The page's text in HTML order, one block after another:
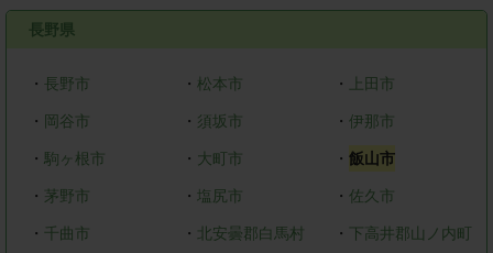
長野県
・ 長野市 ・ 松本市 ・ 上田市
・ 岡谷市 ・ 須坂市 ・ 伊那市
・ 駒ヶ根市 ・ 大町市 ・飯山市
・ 茅野市 ・ 塩尻市 ・ 佐久市
・ 千曲市 ・ 北安曇郡白馬村 ・ 下高井郡山ノ内町